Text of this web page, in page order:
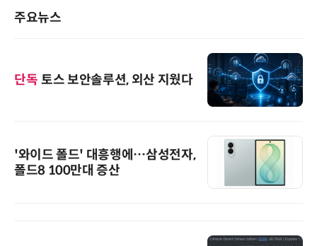
주요뉴스
단독 토스 보안솔루션, 외산 지웠다
'와이드 폴드' 대흥행에…삼성전자,
폴드8 100만대 증산